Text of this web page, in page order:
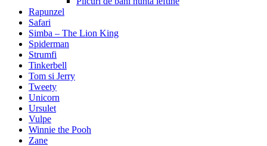
Rapunzel
Safari
Simba – The Lion King
Spiderman
Strumfi
Tinkerbell
Tom si Jerry
Tweety
Unicorn
Ursulet
Vulpe
Winnie the Pooh
Zane